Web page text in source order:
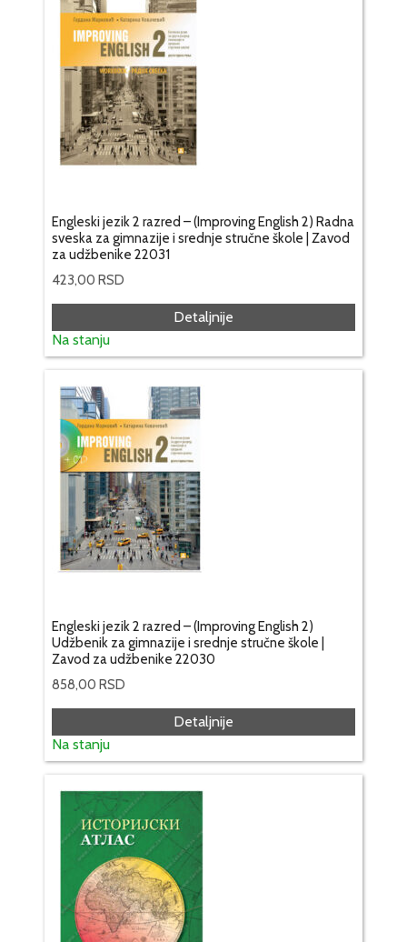
Engleski jezik 2 razred – (Improving English 2) Radna
sveska za gimnazije i srednje stručne škole | Zavod
za udžbenike 22031
423,00 RSD
Detaljnije
Na stanju
Engleski jezik 2 razred – (Improving English 2)
Udžbenik za gimnazije i srednje stručne škole |
Zavod za udžbenike 22030
858,00 RSD
Detaljnije
Na stanju